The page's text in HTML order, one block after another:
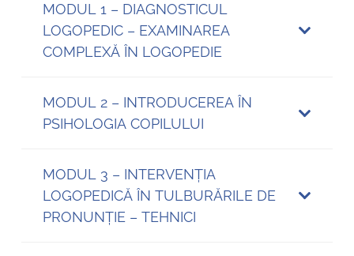
MODUL 1 – DIAGNOSTICUL
LOGOPEDIC – EXAMINAREA
COMPLEXĂ ÎN LOGOPEDIE
MODUL 2 – INTRODUCEREA ÎN
PSIHOLOGIA COPILULUI
MODUL 3 – INTERVENȚIA
LOGOPEDICĂ ÎN TULBURĂRILE DE
PRONUNȚIE – TEHNICI